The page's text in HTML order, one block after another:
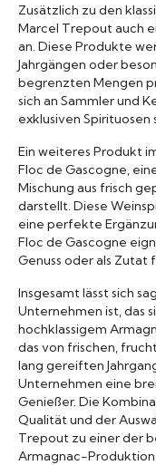
Zusätzlich zu den
Marcel Trepout auch
an. Diese Produkte
Jahrgängen oder
begrenzten Mengen
sich an Sammler und
exklusiven Spirituosen
Ein weiteres Produkt
Floc de Gascogne,
Mischung aus frisch
darstellt. Diese
eine perfekte
Floc de Gascogne
Genuss oder als Zutat
Insgesamt lässt sich
Unternehmen ist, das
hochklassigem
das von frischen,
lang gereiften
Unternehmen eine
Genießer. Die
Qualität und der
Trepout zu einer der
Armagnac-